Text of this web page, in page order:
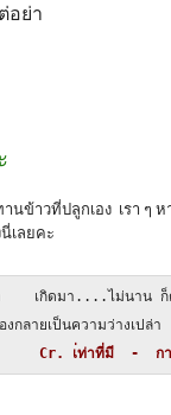
อย่า
นข้าวที่ปลูกเอง เรา ๆ
เลยคะ
เกิดมา....ไม่นาน ก็
องกลายเป็นความว่างเ
Cr. เ่ท่าที่มี  -  กา